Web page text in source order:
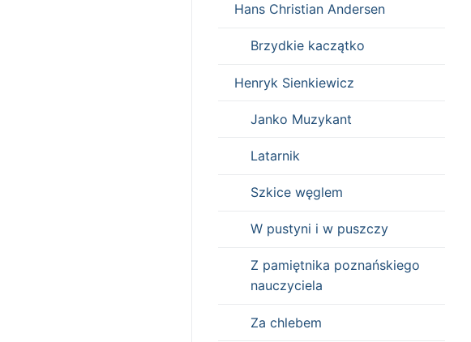
Hans Christian Andersen
Brzydkie kaczątko
Henryk Sienkiewicz
Janko Muzykant
Latarnik
Szkice węglem
W pustyni i w puszczy
Z pamiętnika poznańskiego
nauczyciela
Za chlebem